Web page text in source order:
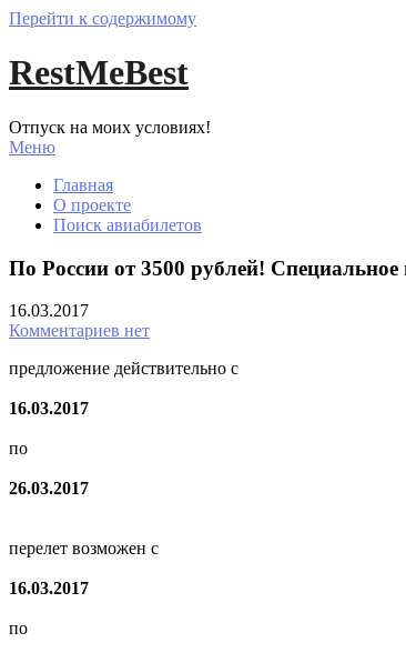
Перейти к содержимому
RestMeBest
Отпуск на моих условиях!
Меню
Главная
О проекте
Поиск авиабилетов
По России от 3500 рублей!
16.03.2017
Комментариев нет
предложение действительно с
16.03.2017
по
26.03.2017
перелет возможен с
16.03.2017
по